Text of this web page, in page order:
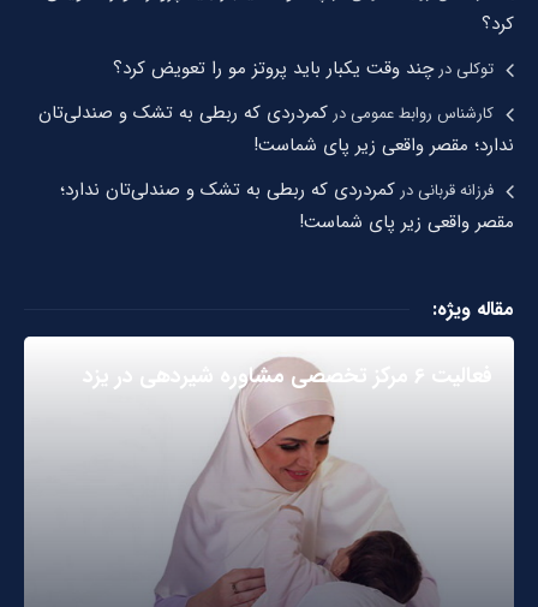
کرد؟
توکلیدرچند وقت یکبار باید پروتز مو را تعویض کرد؟
کارشناس روابط عمومیدر کمردردی که ربطی به تشک و صندلی‌تان
ندارد؛ مقصر واقعی زیر پای شماست!
فرزانه قربانیدر کمردردی که ربطی به تشک و صندلی‌تان ندارد؛
مقصر واقعی زیر پای شماست!
مقاله ویژه:
فعالیت ۶ مرکز تخصصی مشاوره شیردهی در یزد